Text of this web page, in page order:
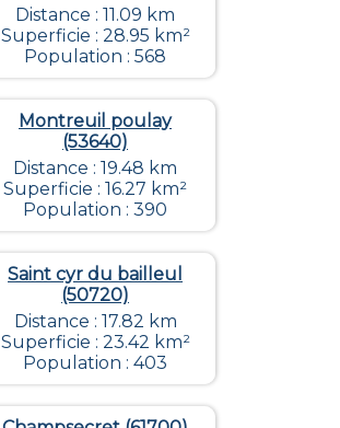
Distance : 11.09 km
Superficie : 28.95 km²
Population : 568
Montreuil poulay
(53640)
Distance : 19.48 km
Superficie : 16.27 km²
Population : 390
Saint cyr du bailleul
(50720)
Distance : 17.82 km
Superficie : 23.42 km²
Population : 403